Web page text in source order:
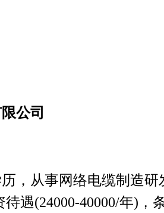
司
，从事网络电缆制造
遇(24000-40000/年)，